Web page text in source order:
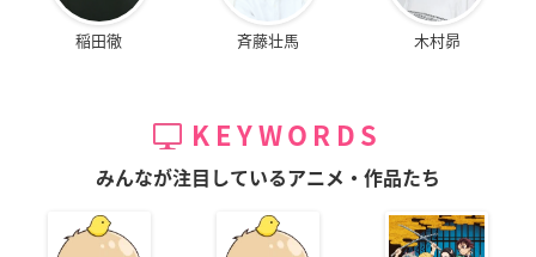
稲田徹 斉藤壮馬 木村昴
KEYWORDS
みんなが注目しているアニメ・作品たち